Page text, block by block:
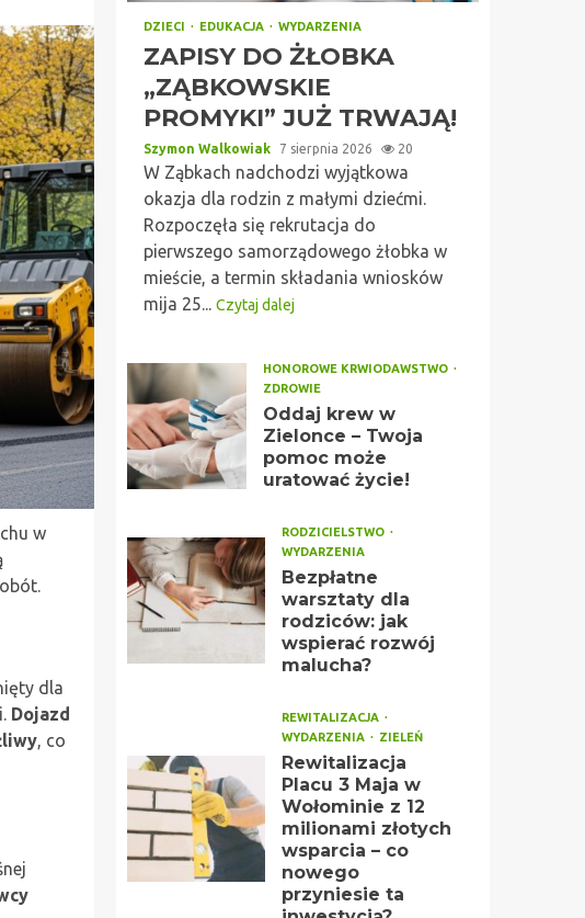
w
dla
Dojazd
, co
DZIECI EDUKACJA WYDARZENIA
ZAPISY DO ŻŁOBKA
„ZĄBKOWSKIE
PROMYKI” JUŻ TRWAJĄ!
Szymon Walkowiak 7 sierpnia 2026 20
W Ząbkach nadchodzi wyjątkowa
okazja dla rodzin z małymi dziećmi.
Rozpoczęła się rekrutacja do
pierwszego samorządowego żłobka w
mieście, a termin składania wniosków
mija 25... Czytaj dalej
HONOROWE KRWIODAWSTWO
ZDROWIE
Oddaj krew w
Zielonce – Twoja
pomoc może
uratować życie!
RODZICIELSTWO
WYDARZENIA
Bezpłatne
warsztaty dla
rodziców: jak
wspierać rozwój
malucha?
REWITALIZACJA
WYDARZENIA
ZIELEŃ
Rewitalizacja
Placu 3 Maja w
Wołominie z 12
milionami złotych
wsparcia – co
nowego
przyniesie ta